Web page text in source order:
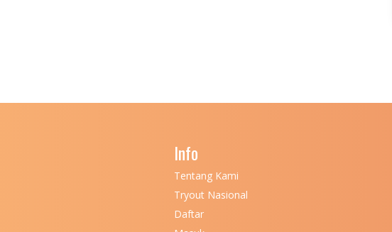
Info
Tentang Kami
Tryout Nasional
Daftar